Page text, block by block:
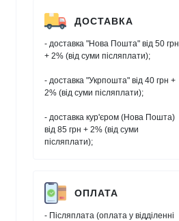
ДОСТАВКА
- доставка "Нова Пошта" від 50 грн
+ 2% (від суми післяплати);
- доставка "Укрпошта" від 40 грн +
2% (від суми післяплати);
- доставка кур'єром (Нова Пошта)
від 85 грн + 2% (від суми
післяплати);
ОПЛАТА
- Післяплата (оплата у відділенні